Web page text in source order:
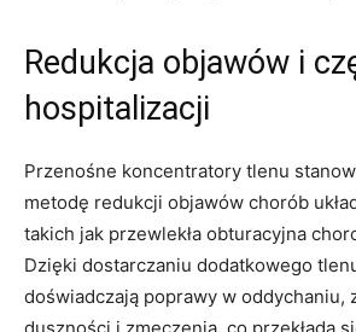
Redukcja objawów i⁢
hospitalizacji
Przenośne koncentratory tlenu
metodę ⁤redukcji‍ objawów chorób
takich ⁣jak przewlekła obturacyjna
​Dzięki ​dostarczaniu⁢ dodatkowego
⁣doświadczają poprawy ⁤w⁤ oddychaniu,
duszności i zmęczenia, co przekłada⁤